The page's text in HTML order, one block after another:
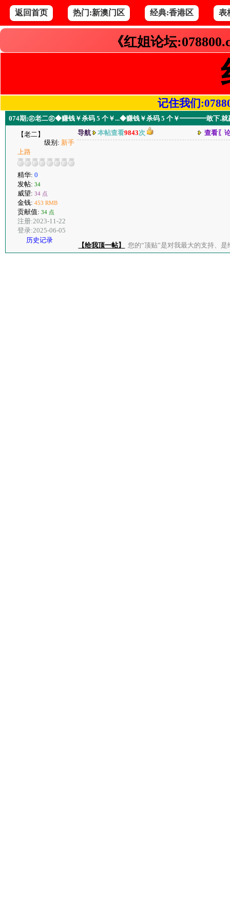
返回首页 热门:新澳门区 经典:香港区 表
《红姐论坛
记住我们
074期;㊣老二㊣◆赚钱￥杀码 5 个￥...◆赚钱￥杀码 5 个￥━━━━敢下.就
【老二】
级别: 新手
上路
精华: 0
发帖: 34
威望: 34 点
金钱: 453 RMB
贡献值: 34 点
注册:2023-11-22
登录:2025-06-05
历史记录
导航 本帖查看9843次 查看〖
【给我顶一帖】 您的“顶贴”是对我最大的支持、